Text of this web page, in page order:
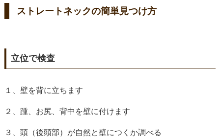
ストレートネックの簡単見つけ方
立位で検査
１、壁を背に立ちます
２、踵、お尻、背中を壁に付けます
３、頭（後頭部）が自然と壁につくか調べる